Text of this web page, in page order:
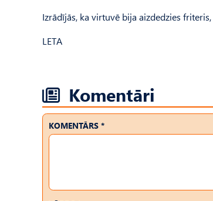
Izrādījās, ka virtuvē bija aizdedzies
LETA
Komentāri
KOMENTĀRS *